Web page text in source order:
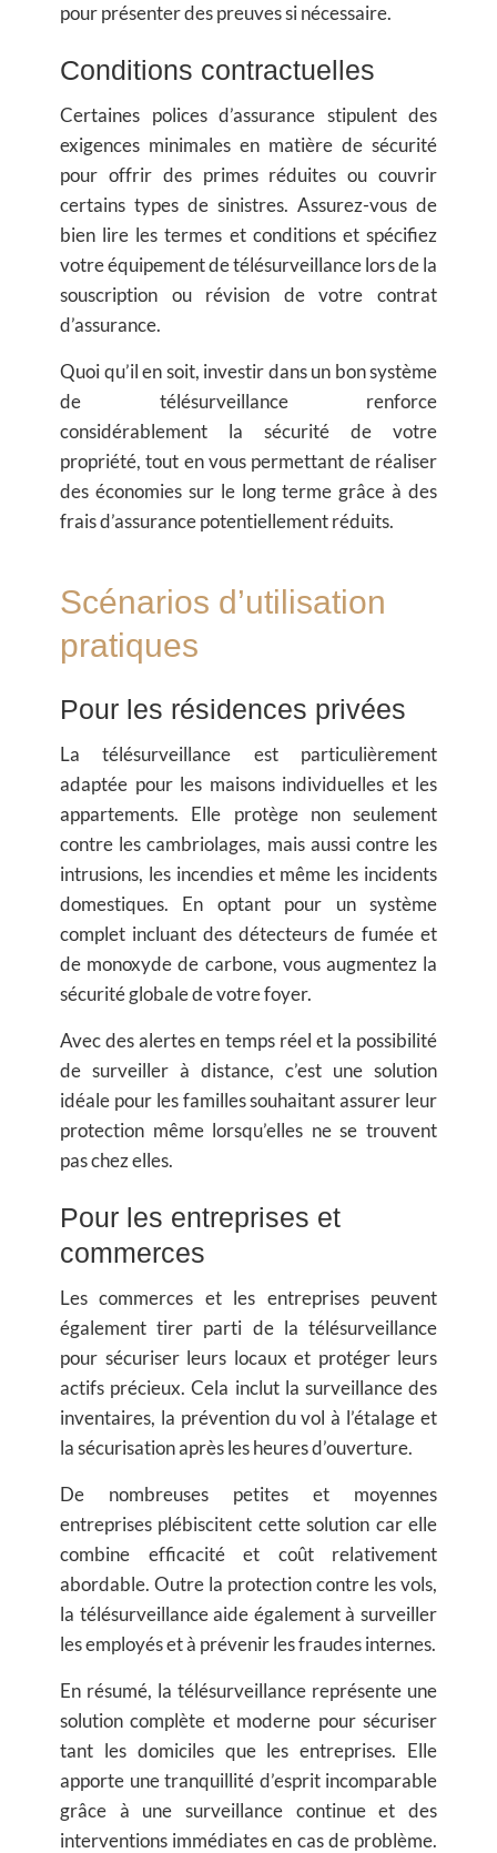
pour présenter des preuves si nécessaire.
Conditions contractuelles
Certaines polices d’assurance stipulent des
exigences minimales en matière de sécurité
pour offrir des primes réduites ou couvrir
certains types de sinistres. Assurez-vous de
bien lire les termes et conditions et spécifiez
votre équipement de télésurveillance lors de la
souscription ou révision de votre contrat
d’assurance.
Quoi qu’il en soit, investir dans un bon système
de télésurveillance renforce
considérablement la sécurité de votre
propriété, tout en vous permettant de réaliser
des économies sur le long terme grâce à des
frais d’assurance potentiellement réduits.
Scénarios d’utilisation
pratiques
Pour les résidences privées
La télésurveillance est particulièrement
adaptée pour les maisons individuelles et les
appartements. Elle protège non seulement
contre les cambriolages, mais aussi contre les
intrusions, les incendies et même les incidents
domestiques. En optant pour un système
complet incluant des détecteurs de fumée et
de monoxyde de carbone, vous augmentez la
sécurité globale de votre foyer.
Avec des alertes en temps réel et la possibilité
de surveiller à distance, c’est une solution
idéale pour les familles souhaitant assurer leur
protection même lorsqu’elles ne se trouvent
pas chez elles.
Pour les entreprises et
commerces
Les commerces et les entreprises peuvent
également tirer parti de la télésurveillance
pour sécuriser leurs locaux et protéger leurs
actifs précieux. Cela inclut la surveillance des
inventaires, la prévention du vol à l’étalage et
la sécurisation après les heures d’ouverture.
De nombreuses petites et moyennes
entreprises plébiscitent cette solution car elle
combine efficacité et coût relativement
abordable. Outre la protection contre les vols,
la télésurveillance aide également à surveiller
les employés et à prévenir les fraudes internes.
En résumé, la télésurveillance représente une
solution complète et moderne pour sécuriser
tant les domiciles que les entreprises. Elle
apporte une tranquillité d’esprit incomparable
grâce à une surveillance continue et des
interventions immédiates en cas de problème.